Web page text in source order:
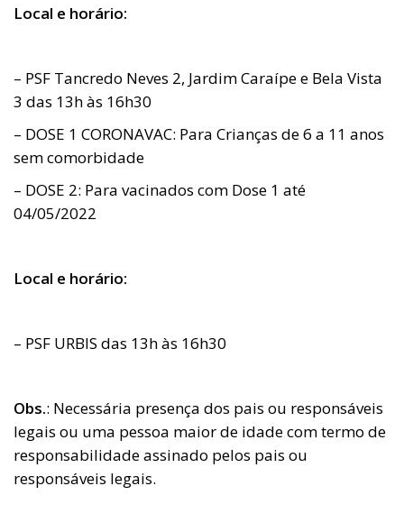
Local e horário:
– PSF Tancredo Neves 2, Jardim Caraípe e Bela Vista
3 das 13h às 16h30
– DOSE 1 CORONAVAC: Para Crianças de 6 a 11 anos
sem comorbidade
– DOSE 2: Para vacinados com Dose 1 até
04/05/2022
Local e horário:
– PSF URBIS das 13h às 16h30
Obs.: Necessária presença dos pais ou responsáveis
legais ou uma pessoa maior de idade com termo de
responsabilidade assinado pelos pais ou
responsáveis legais.